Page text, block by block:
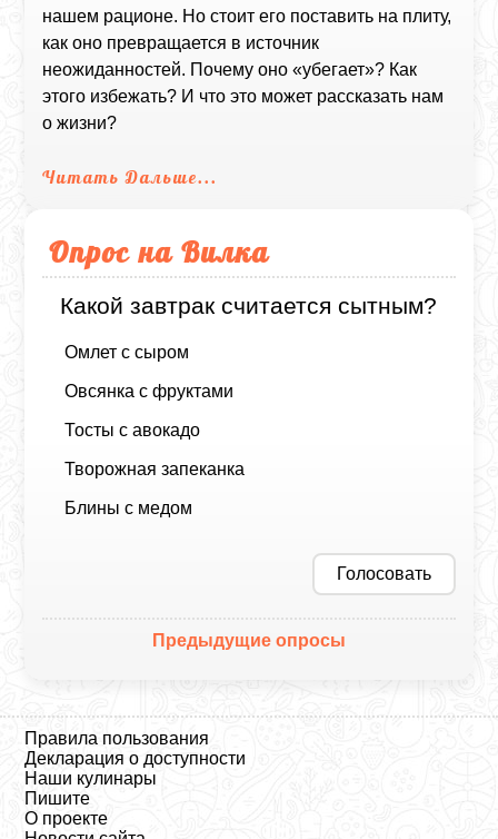
нашем рационе. Но стоит его поставить на плиту,
как оно превращается в источник
неожиданностей. Почему оно «убегает»? Как
этого избежать? И что это может рассказать нам
о жизни?
Читать Дальше...
Опрос на Вилка
Какой завтрак считается сытным?
Омлет с сыром
Овсянка с фруктами
Тосты с авокадо
Творожная запеканка
Блины с медом
Голосовать
Предыдущие опросы
Правила пользования
Декларация о доступности
Наши кулинары
Пишите
О проекте